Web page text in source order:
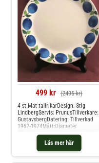
499 kr (2495 kr)
Läs mer här
4 st Mat tallrikarDesign: Stig
LindbergServis: PrunusTillverkare:
GustavsbergDatering: Tillverkad
1962-1974Mått:Diameter
ondition:Vintage betyder äldre fin
kvalitet eller årgång, och används
för alla våra produkter som inte är